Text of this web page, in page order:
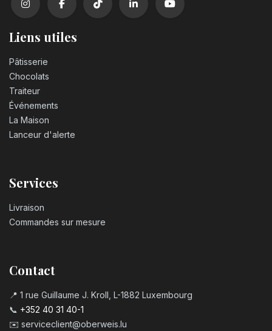
Liens utiles
Pâtisserie
Chocolats
Traiteur
Événements
La Maison
Lanceur d'alerte
Services
Livraison
Commandes sur mesure
Contact
📍 1 rue Guillaume J. Kroll, L-1882 Luxembourg
📞 +352 40 31 40-1
✉️ serviceclient@oberweis.lu